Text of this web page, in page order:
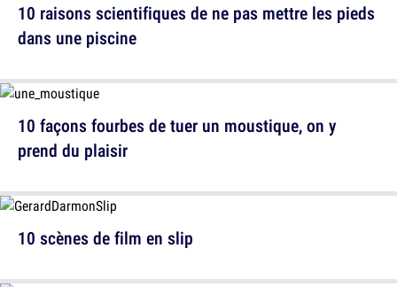
10 raisons scientifiques de ne pas mettre les pieds
dans une piscine
10 scènes de film en slip
10 façons fourbes de tuer un moustique, on y
prend du plaisir